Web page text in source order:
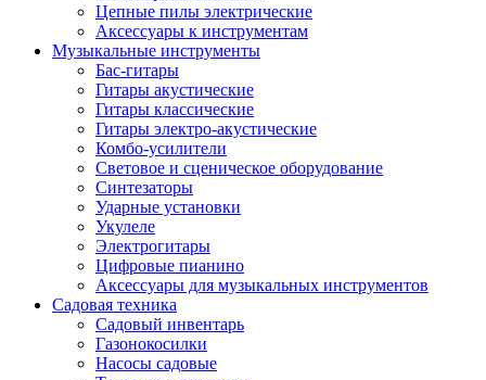
Цепные пилы электрические
Аксессуары к инструментам
Музыкальные инструменты
Бас-гитары
Гитары акустические
Гитары классические
Гитары электро-акустические
Комбо-усилители
Световое и сценическое оборудование
Синтезаторы
Ударные установки
Укулеле
Электрогитары
Цифровые пианино
Аксессуары для музыкальных инструментов
Садовая техника
Садовый инвентарь
Газонокосилки
Насосы садовые